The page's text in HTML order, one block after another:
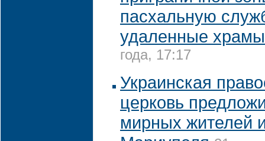
пасхальную
удаленные храмы
года, 17:17
Украинская
церковь
мирных жителей